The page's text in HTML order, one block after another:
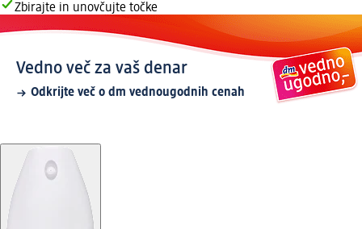
Zbirajte in unovčujte točke
Vedno več za vaš denar
Odkrijte več o dm vednougodnih cenah